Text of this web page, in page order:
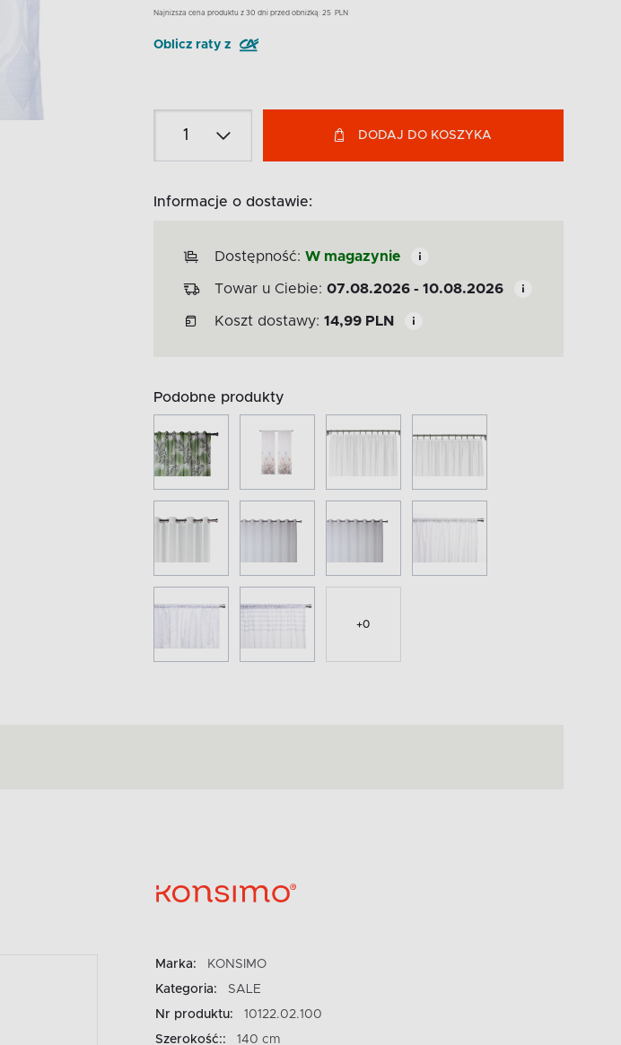
Najnizsza cena produktu z 30 dni przed obniżką: 25 PLN
Oblicz raty z
DODAJ DO KOSZYKA
Informacje o dostawie:
Dostępność: W magazynie
Towar u Ciebie: 07.08.2026 - 10.08.2026
Koszt dostawy: 14,99 PLN
Podobne produkty
+0
Marka:
KONSIMO
Kategoria:
SALE
Nr produktu:
10122.02.100
Szerokość::
140 cm